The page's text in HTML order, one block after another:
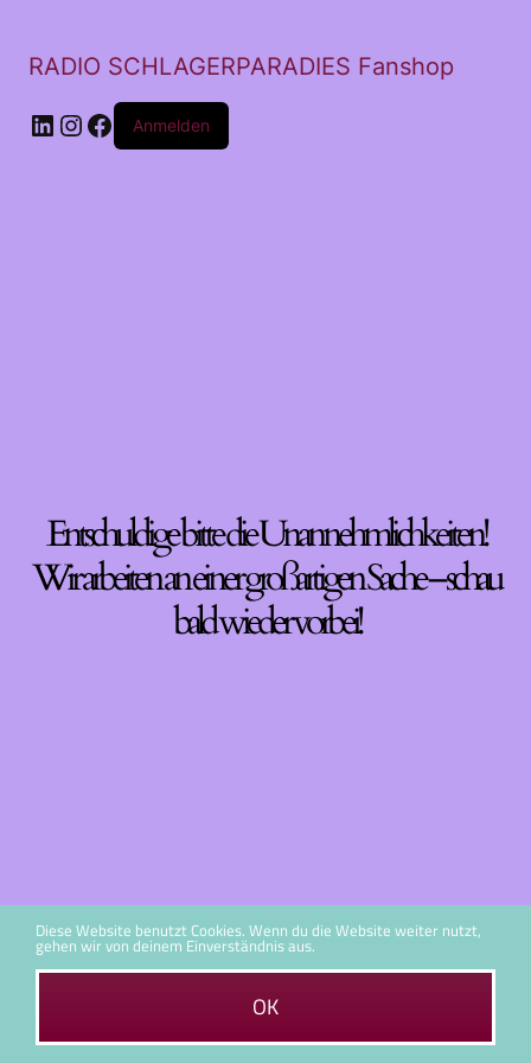
RADIO SCHLAGERPARADIES Fanshop
LinkedIn
Instagram
Facebook
Anmelden
Entschuldige bitte die Unannehmlichkeiten!
Wir arbeiten an einer großartigen Sache – schau
bald wieder vorbei!
Diese Website benutzt Cookies. Wenn du die Website weiter nutzt,
gehen wir von deinem Einverständnis aus.
OK